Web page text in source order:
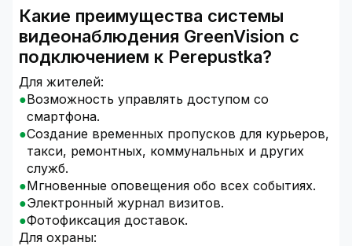
Какие преимущества системы
видеонаблюдения GreenVision с
подключением к Perepustka?
Для жителей:
Возможность управлять доступом со
смартфона.
Создание временных пропусков для курьеров,
такси, ремонтных, коммунальных и других
служб.
Мгновенные оповещения обо всех событиях.
Электронный журнал визитов.
Фотофиксация доставок.
Для охраны: